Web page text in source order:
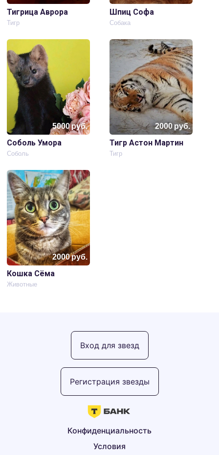
Тигрица Аврора
Тигр
Шпиц Софа
Собака
5000руб.
Соболь Умора
Соболь
2000руб.
Тигр Астон Мартин
Тигр
2000руб.
Кошка Сёма
Животные
Условия
Конфиденциальность
Регистрация звезды
Вход для звезд